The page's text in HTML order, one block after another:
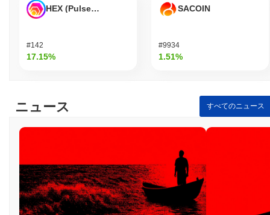
HEX (Pulsechain)
#142
17.15%
SACOIN
#9934
1.51%
ニュース すべてのニュース